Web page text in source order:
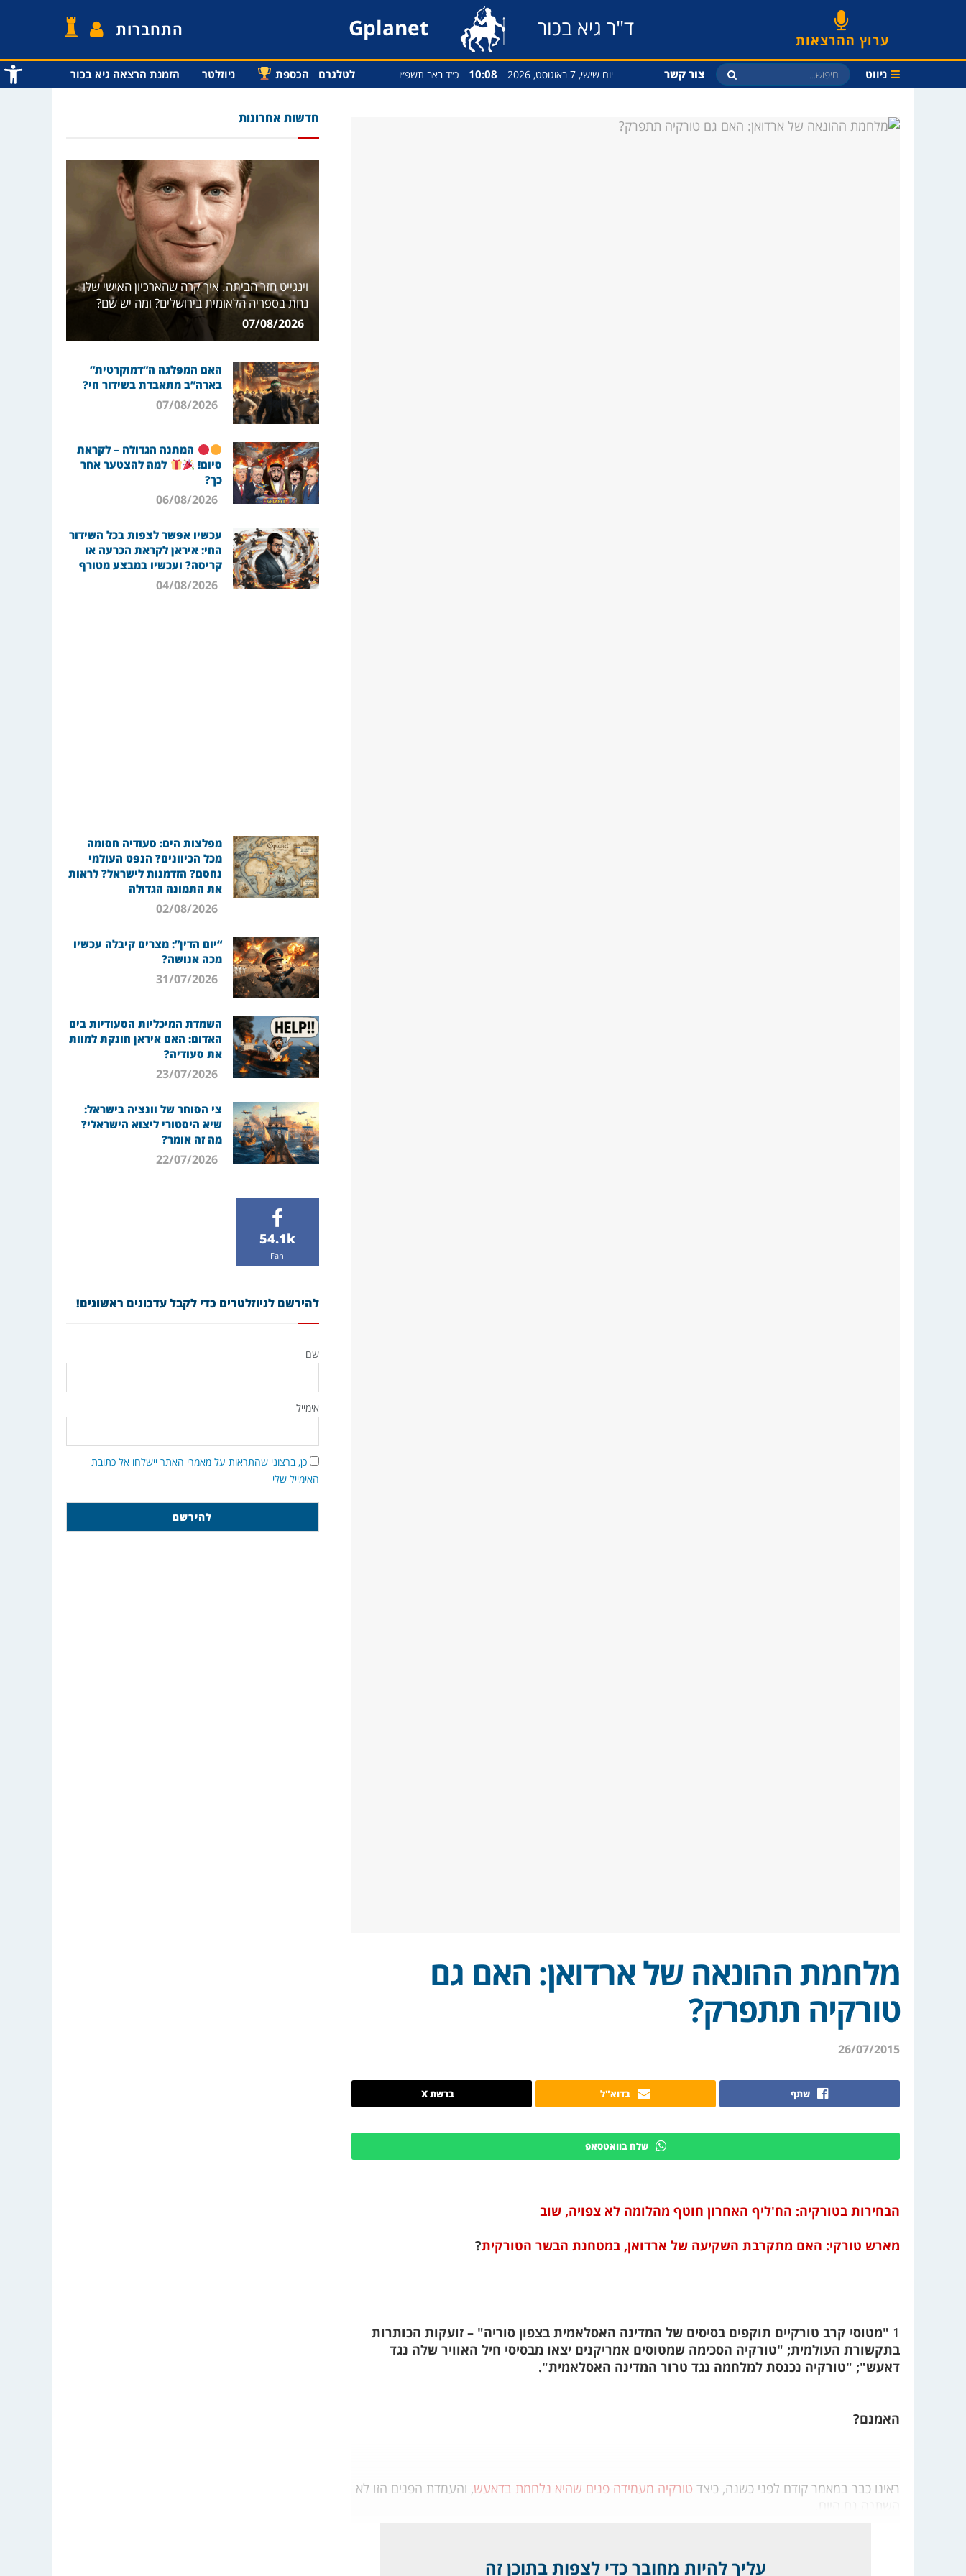
פתח
ערוץ ההרצאות ד"ר גיא בכור Gplanet התחברות
ניווט צור קשר יום שישי, 7 באוגוסט, 2026 10:08 כ״ד באב תשפ״ו לטלגרם הכספת ניוזלטר הזמנת הרצאה גיא בכור
מלחמת ההונאה של ארדואן: האם גם
טורקיה תתפרק?
26/07/2015
שתף בדוא"ל ברשת X
שלח בוואטסאפ
הבחירות בטורקיה: הח'ליף האחרון חוטף מהלומה לא צפויה, שוב
מארש טורקי: האם מתקרבת השקיעה של ארדואן, במטחנת הבשר הטורקית?
1 "מטוסי קרב טורקיים תוקפים בסיסים של המדינה האסלאמית בצפון סוריה" – זועקות הכותרות
בתקשורת העולמית; "טורקיה הסכימה שמטוסים אמריקנים יצאו מבסיסי חיל האוויר שלה נגד
דאעש"; "טורקיה נכנסת למלחמה נגד טרור המדינה האסלאמית".
האמנם?
ראינו כבר במאמר קודם לפני כשנה, כיצד טורקיה מעמידה פנים שהיא נלחמת בדאעש, והעמדת הפנים הזו לא
השתנה גם היום.
עליך להיות מחובר כדי לצפות בתוכן זה
חדשות אחרונות
וינגייט חזר הביתה. איך קרה שהארכיון האישי שלו
נחת בספריה הלאומית בירושלים? ומה יש שם?
07/08/2026
האם המפלגה ה”דמוקרטית”
בארה”ב מתאבדת בשידור חי?
07/08/2026
המתנה הגדולה – לקראת
סיום!
למה להצטער אחר
כך?
06/08/2026
עכשיו אפשר לצפות בכל השידור
החי: איראן לקראת הכרעה או
קריסה? ועכשיו במבצע מטורף
04/08/2026
מפלצות הים: סעודיה חסומה
מכל הכיוונים? הנפט העולמי
נחסם? הזדמנות לישראל? לראות
את התמונה הגדולה
02/08/2026
“יום הדין”: מצרים קיבלה עכשיו
מכה אנושה?
31/07/2026
השמדת המיכליות הסעודיות בים
האדום: האם איראן חונקת למוות
את סעודיה?
23/07/2026
צי הסוחר של וונציה בישראל:
שיא היסטורי ליצוא הישראלי?
מה זה אומר?
22/07/2026
54.1k
Fan
להירשם לניוזלטרים כדי לקבל עדכונים ראשונים!
שם
אימייל
כן, ברצוני שהתראות על מאמרי האתר יישלחו אל כתובת
האימייל שלי